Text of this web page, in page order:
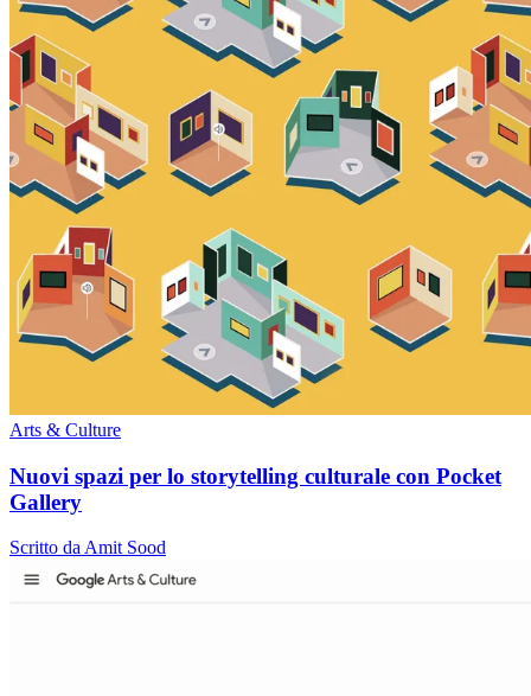
Arts & Culture
Nuovi spazi per lo storytelling culturale con Pocket
Gallery
Scritto da Amit Sood